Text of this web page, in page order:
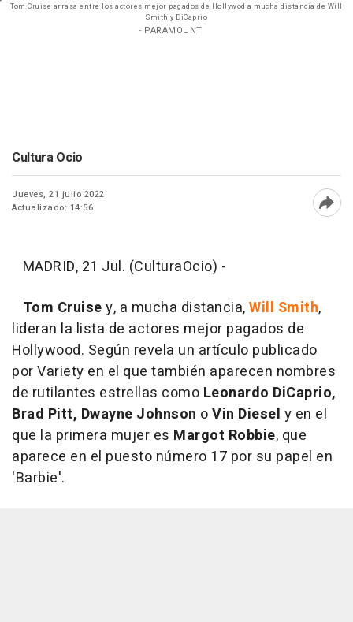
Tom Cruise arrasa entre los actores mejor pagados de Hollywod a mucha distancia de Will
Smith y DiCaprio
- PARAMOUNT
Cultura Ocio
Jueves, 21 julio 2022
Actualizado: 14:56
MADRID, 21 Jul. (CulturaOcio) -
Tom Cruisey, a mucha distancia,Will Smith,
lideran la lista de actores mejor pagados de
Hollywood. Según revela un artículo publicado
por Variety en el que también aparecen nombres
de rutilantes estrellas como Leonardo DiCaprio,
Brad Pitt, Dwayne Johnson oVin Diesel y en el
que la primera mujer es Margot Robbie, que
aparece en el puesto número 17 por su papel en
'Barbie'.